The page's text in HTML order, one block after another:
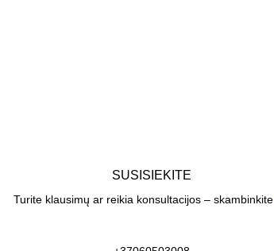
SUSISIEKITE
Turite klausimų ar reikia konsultacijos – skambinkite